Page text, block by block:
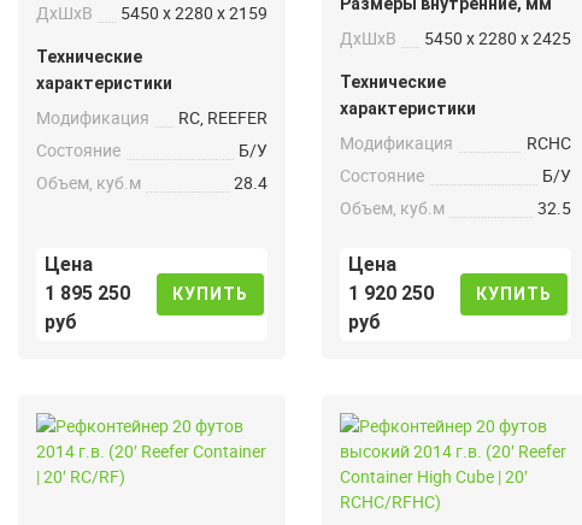
ДxШxВ 5450 x 2280 x 2159
Технические
характеристики
Модификация
RC, REEFER
Состояние
Б/У
Объем, куб.м
28.4
Цена
1 895 250
руб
КУПИТЬ
ДxШxВ 5450 x 2280 x 2425
Технические
характеристики
Модификация
RCHC
Состояние
Б/У
Объем, куб.м
32.5
Цена
1 920 250
руб
КУПИТЬ